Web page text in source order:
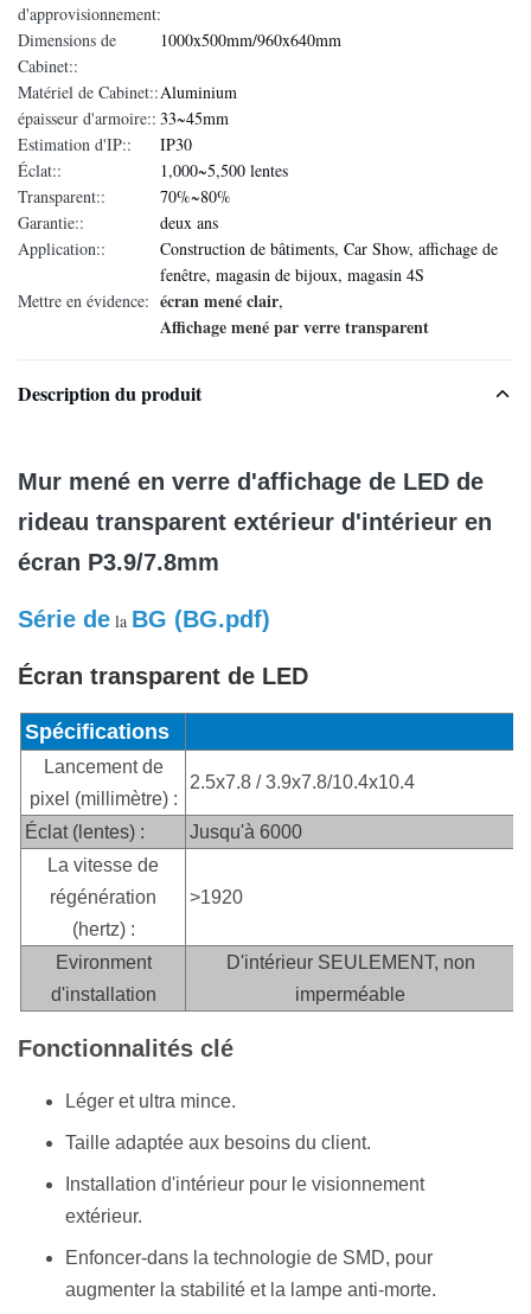
d'approvisionnement:
Dimensions de
Cabinet::
1000x500mm/960x640mm
Matériel de Cabinet::Aluminium
épaisseur d'armoire:: 33~45mm
Estimation d'IP::
IP30
Éclat::
1,000~5,500 lentes
Transparent::
70%~80%
Garantie::
deux ans
Application::
Construction de bâtiments, Car Show, affichage de
fenêtre, magasin de bijoux, magasin 4S
Mettre en évidence: écran mené clair,
Affichage mené par verre transparent
Description du produit
Mur mené en verre d'affichage de LED de
rideau transparent extérieur d'intérieur en
écran P3.9/7.8mm
Série de la BG (BG.pdf)
Écran transparent de LED
Spécifications
Lancement de
pixel (millimètre) :
2.5x7.8 / 3.9x7.8/10.4x10.4
Éclat (lentes) :
Jusqu'à 6000
La vitesse de
régénération
(hertz) :
>1920
Evironment
d'installation
D'intérieur SEULEMENT, non
imperméable
Fonctionnalités clé
Léger et ultra mince.
Taille adaptée aux besoins du client.
Installation d'intérieur pour le visionnement
extérieur.
Enfoncer-dans la technologie de SMD, pour
augmenter la stabilité et la lampe anti-morte.